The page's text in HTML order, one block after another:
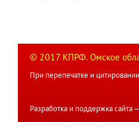
© 2017 КПРФ. Омское
При перепечатке и
Разработка и поддержка сайта —